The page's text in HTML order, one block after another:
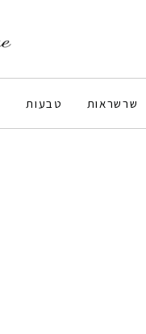
שרשראות טבעות